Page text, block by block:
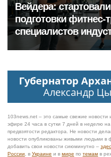
Вейдера:
подготовки фитнес-
специалистов
Губернатор
Александр
103news.net – это самые свежие новости
эфире 24 часа в сутки 7 дней в неделю
предвзятости редактора. Не новости
новости опубликованы живыми людьми в
добавить свои новости сиюминутно –
России , в Украине и в мире по темам в